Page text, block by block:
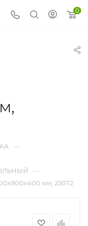
0
—
—
мм, 25072